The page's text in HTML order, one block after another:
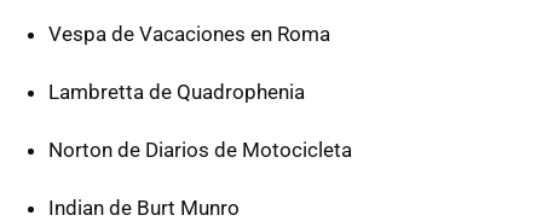
Vespa de Vacaciones en Roma
Lambretta de Quadrophenia
Norton de Diarios de Motocicleta
Indian de Burt Munro